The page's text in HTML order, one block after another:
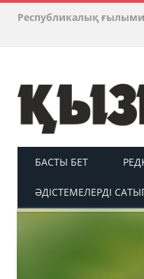
Республикалық
БАСТЫ БЕТ
ӘДІСТЕМЕЛЕРДІ